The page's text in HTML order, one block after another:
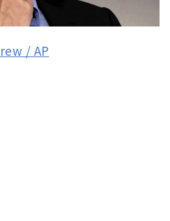
/ AP